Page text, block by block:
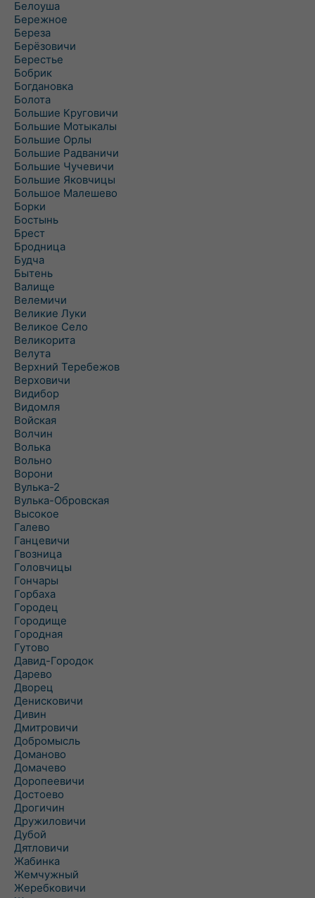
Белоуша
Бережное
Береза
Берёзовичи
Берестье
Бобрик
Богдановка
Болота
Большие Круговичи
Большие Мотыкалы
Большие Орлы
Большие Радваничи
Большие Чучевичи
Большие Яковчицы
Большое Малешево
Борки
Бостынь
Брест
Бродница
Будча
Бытень
Валище
Велемичи
Великие Луки
Великое Село
Великорита
Велута
Верхний Теребежов
Верховичи
Видибор
Видомля
Войская
Волчин
Волька
Вольно
Ворони
Вулька-2
Вулька-Обровская
Высокое
Галево
Ганцевичи
Гвозница
Головчицы
Гончары
Горбаха
Городец
Городище
Городная
Гутово
Давид-Городок
Дарево
Дворец
Денисковичи
Дивин
Дмитровичи
Добромысль
Доманово
Домачево
Доропеевичи
Достоево
Дрогичин
Дружиловичи
Дубой
Дятловичи
Жабинка
Жемчужный
Жеребковичи